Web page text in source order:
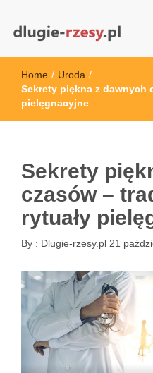
dlugie-rzesy.pl
Home / Uroda /
Sekrety piękna z dawnych
pielęgnacyjne
Sekrety
czasów –
rytuały
By : Dlugie-rzesy.pl 21